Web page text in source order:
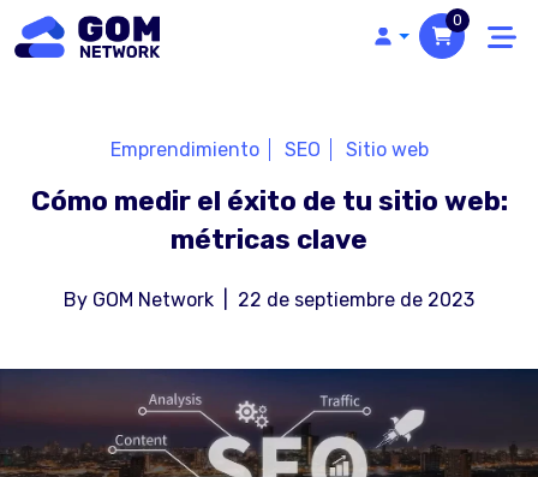
0
Cómo medir el éxito de tu sitio web:
métricas clave
Emprendimiento SEO Sitio web
By GOM Network 22 de septiembre de 2023